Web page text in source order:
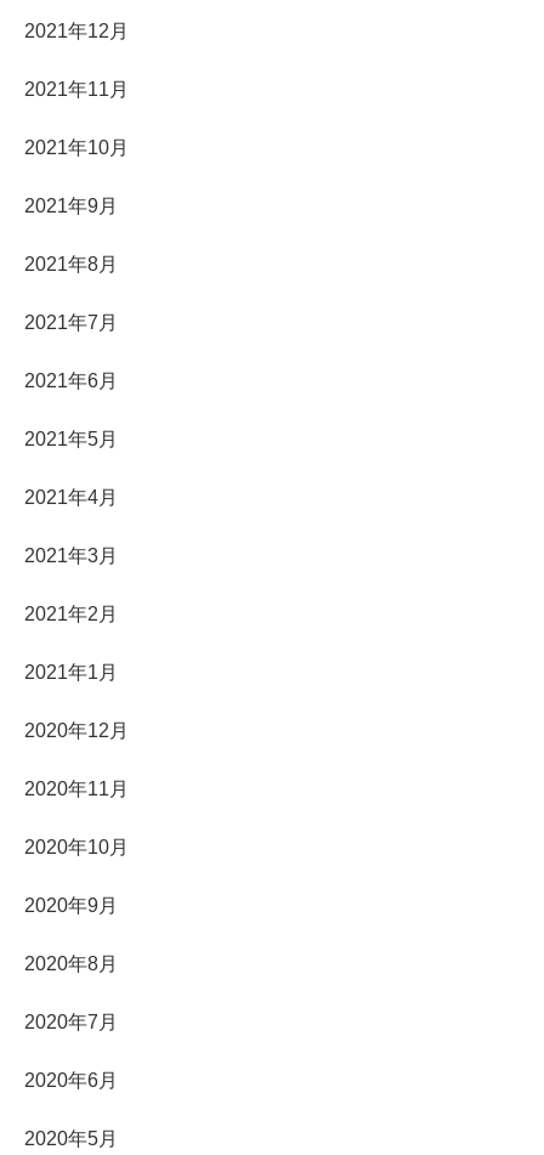
2021年12月
2021年11月
2021年10月
2021年9月
2021年8月
2021年7月
2021年6月
2021年5月
2021年4月
2021年3月
2021年2月
2021年1月
2020年12月
2020年11月
2020年10月
2020年9月
2020年8月
2020年7月
2020年6月
2020年5月